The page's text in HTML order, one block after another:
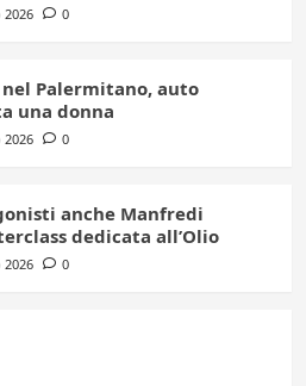
0
Palermitano, auto
una donna
0
anche Manfredi
dedicata all’Olio
0